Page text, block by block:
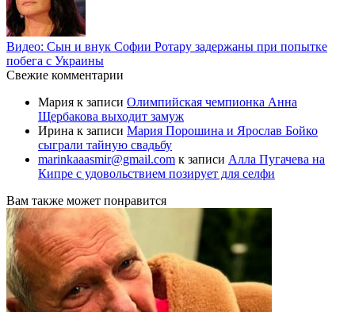
Видео: Сын и внук Софии Ротару задержаны при попытке
побега с Украины
Свежие комментарии
Мария к записи Олимпийская чемпионка Анна
Щербакова выходит замуж
Ирина к записи Мария Порошина и Ярослав Бойко
сыграли тайную свадьбу
marinkaaasmir@gmail.com к записи Алла Пугачева на
Кипре с удовольствием позирует для селфи
Вам также может понравится